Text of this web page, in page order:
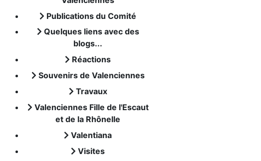
Publications du Comité
Quelques liens avec des
blogs...
Réactions
Souvenirs de Valenciennes
Travaux
Valenciennes Fille de l'Escaut
et de la Rhônelle
Valentiana
Visites